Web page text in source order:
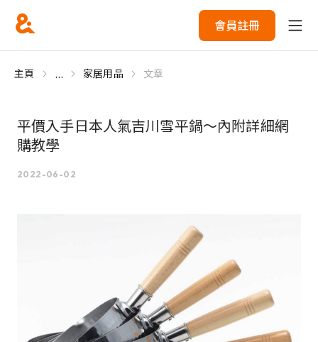
會員註冊
主頁 ... 家居用品 文章
平價入手日本人氣吉川雪平鍋～內附詳細網
購教學
2022-06-02